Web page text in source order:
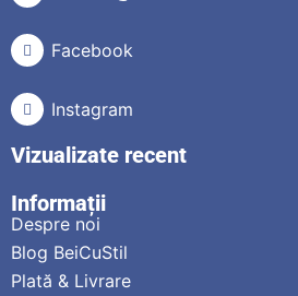
Facebook
Instagram
Vizualizate recent
Informații
Despre noi
Blog BeiCuStil
Plată & Livrare